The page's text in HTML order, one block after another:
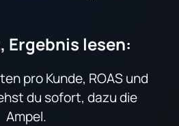
Ergebnis lesen:
pro Kunde, ROAS und
du sofort, dazu die
Ampel.